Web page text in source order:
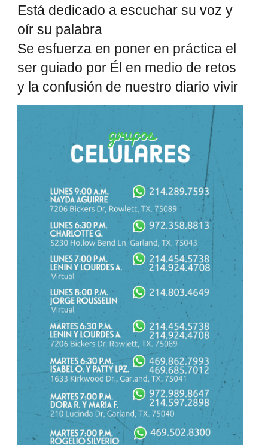
Está dedicado a escuchar su voz y
oír su palabra
Se esfuerza en poner en práctica el
ser guiado por Él en medio de retos
y la confusión de nuestro diario vivir